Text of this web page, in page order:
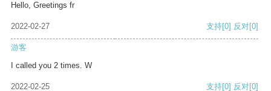
Hello, Greetings fr
2022-02-27 支持[0] 反对[0]
游客
I called you 2 times. W
2022-02-25 支持[0] 反对[0]